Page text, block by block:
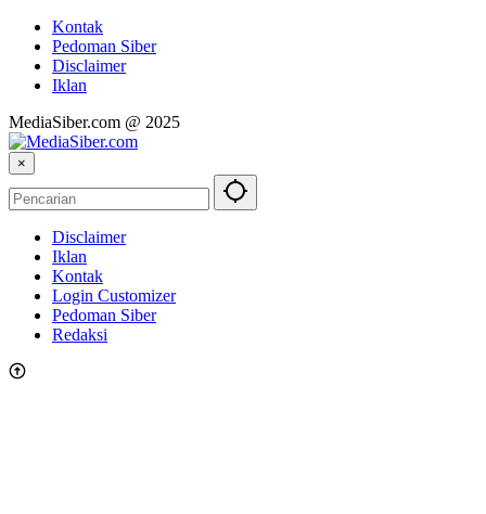
Kontak
Pedoman Siber
Disclaimer
Iklan
MediaSiber.com @ 2025
×
Disclaimer
Iklan
Kontak
Login Customizer
Pedoman Siber
Redaksi